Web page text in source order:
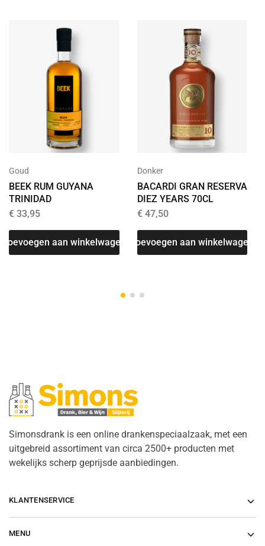
Goud
BEEK RUM GUYANA
TRINIDAD
€ 33,95
Toevoegen aan winkelwagen
Donker
BACARDI GRAN RESERVA
DIEZ YEARS 70CL
€47,50
Toevoegen aan winkelwagen
Simonsdrank is een online drankenspeciaalzaak, met een
uitgebreid assortiment van circa 2500+ producten met
wekelijks scherp geprijsde aanbiedingen.
KLANTENSERVICE
MENU